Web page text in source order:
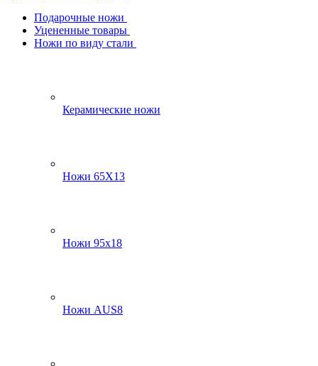
Подарочные ножи
Уцененные товары
Ножи по виду стали
Керамические ножи
Ножи 65Х13
Ножи 95х18
Ножи AUS8